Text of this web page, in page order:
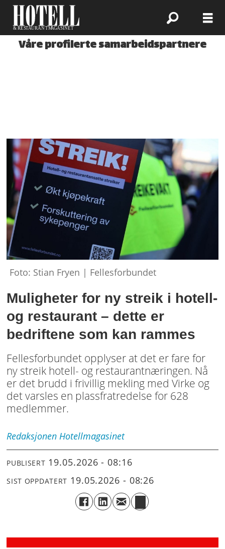
Våre profilerte samarbeidspartnere
Foto: Stian Fryen | Fellesforbundet
Muligheter for ny streik i hotell-
og restaurant – dette er
bedriftene som kan rammes
Fellesforbundet opplyser at det er fare for
ny streik hotell- og restaurantnæringen. Nå
er det brudd i frivillig mekling med Virke og
det varsles en plassfratredelse for 628
medlemmer.
Redaksjonen Hotellmagasinet
PUBLISERT 19.05.2026 - 08:16
SIST OPPDATERT 19.05.2026 - 08:26
Uttak
sju
Fellesforbundet
–
rammer
hoteller